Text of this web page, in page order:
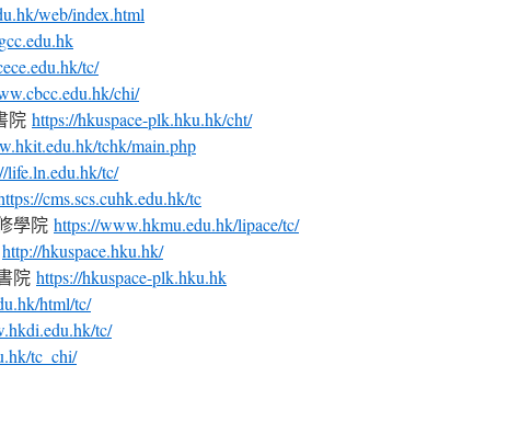
web/index.html
tc/
chi/
院 https://hkuspace-plk.hku.hk/cht/
tchk/main.php
life.ln.edu.hk/tc/
cms.scs.cuhk.edu.hk/tc
學院 https://www.hkmu.edu.hk/lipace/tc/
http://hkuspace.hku.hk/
院 https://hkuspace-plk.hku.hk
html/tc/
tc/
tc_chi/